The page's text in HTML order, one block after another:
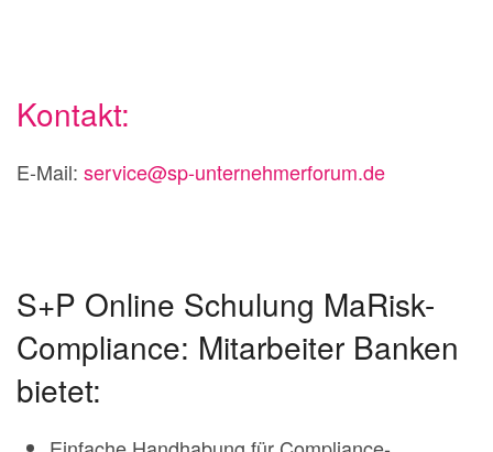
Kontakt:
E-Mail: service@sp-unternehmerforum.de
S+P Online Schulung MaRisk-
Compliance: Mitarbeiter Banken
bietet: